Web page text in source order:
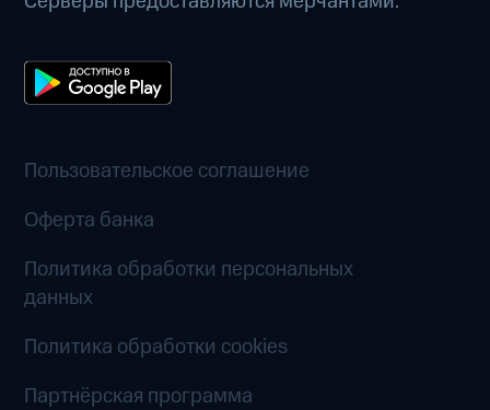
Пользовательское соглашение
Оферта банка
Политика обработки персональных
данных
Политика обработки cookies
Партнёрская программа